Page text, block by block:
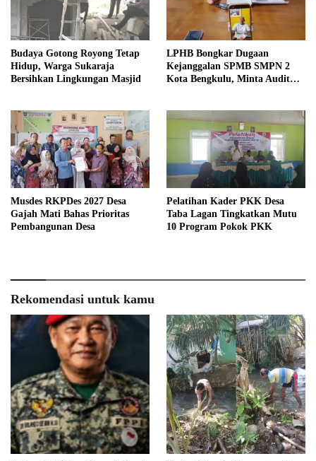
Budaya Gotong Royong Tetap
Hidup, Warga Sukaraja
Bersihkan Lingkungan Masjid
LPHB Bongkar Dugaan
Kejanggalan SPMB SMPN 2
Kota Bengkulu, Minta Audit
Musdes RKPDes 2027 Desa
Gajah Mati Bahas Prioritas
Pembangunan Desa
Pelatihan Kader PKK Desa
Taba Lagan Tingkatkan Mutu
10 Program Pokok PKK
Rekomendasi untuk kamu